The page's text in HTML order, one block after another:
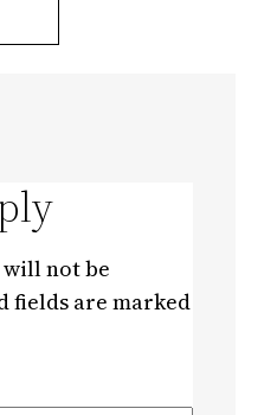
will not be
fields are marked